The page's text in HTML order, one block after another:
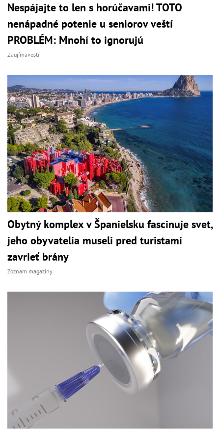
Nespájajte to len s horúčavami! TOTO
nenápadné potenie u seniorov veští
PROBLÉM: Mnohí to ignorujú
Zaujímavosti
Obytný komplex v Španielsku fascinuje svet,
jeho obyvatelia museli pred turistami
zavrieť brány
Zoznam magazíny